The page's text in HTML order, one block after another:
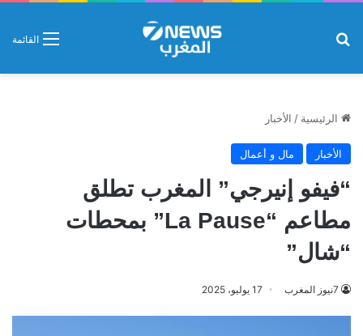
القائمة
الرئيسية / الأخبار
الأخبار مال و أعمال
“فيفو إنيرجي” المغرب تطلق
مطاعم “La Pause” بمحطات
“شال”
7نيوز المغرب 17 يوليو، 2025